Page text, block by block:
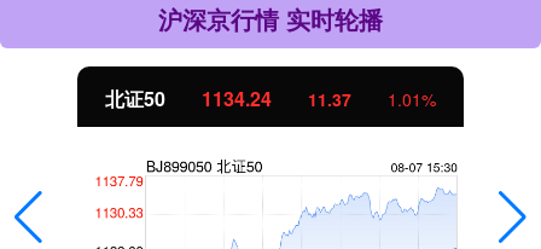
沪深京行情 实时轮播
北证50 1134.24 11.37 1.01%